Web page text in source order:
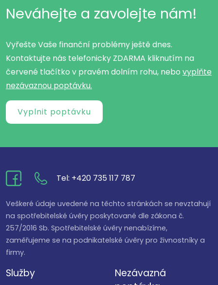
Neváhejte a zavolejte nám!
Vyřešte Vaše finanční problémy ještě dnes.
Kontaktujte nás telefonicky ZDARMA kliknutím na
červené tlačítko v pravém dolním rohu, nebo vyplňte
nezávaznou poptávku.
Vyplnit poptávku
Tel: +420 735 117 787
Veškeré údaje uvedené na těchto stránkách se nevztahují
na spotřebitelské úvěry poskytované dle zákona č.
257/2016 Sb. Spotřebitelské úvěry nenabízíme,
zaměřujeme se na podnikatelské úvěry pro živnostníky a
firmy.
Služby
Nezávazná